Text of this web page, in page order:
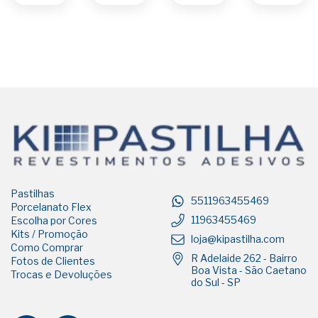
Pastilhas
Porcelanato Flex
Escolha por Cores
Kits / Promoção
Como Comprar
Fotos de Clientes
Trocas e Devoluções
5511963455469
11963455469
loja@kipastilha.com
R Adelaide 262 - Bairro
Boa Vista - São Caetano
do Sul - SP